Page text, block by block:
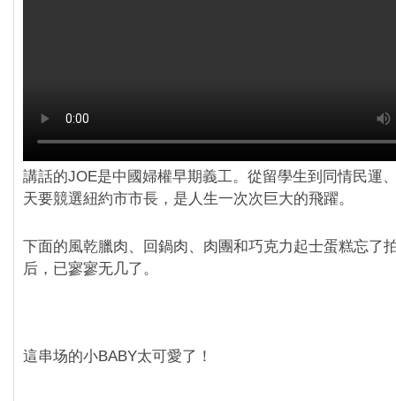
講話的JOE是中國婦權早期義工。從留學生到同情民運
天要競選紐約市市長，是人生一次次巨大的飛躍。
下面的風乾臘肉、回鍋肉、肉團和巧克力起士蛋糕忘了
后，已寥寥无几了。
這串场的小BABY太可愛了！